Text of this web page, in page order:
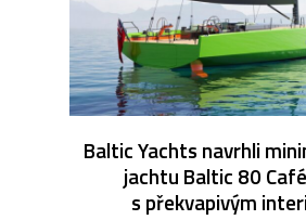
Baltic Yachts navrhli
jachtu Baltic 80
s překvapivým